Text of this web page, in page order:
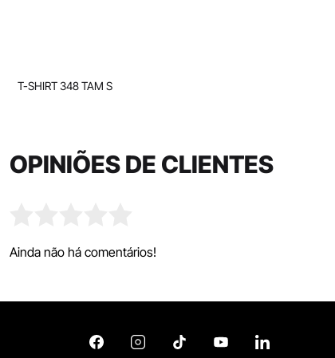
T-SHIRT 348 TAM S
OPINIÕES DE CLIENTES
Ainda não há comentários!